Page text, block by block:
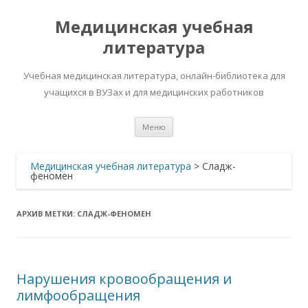
Медицинская учебная
литература
Учебная медицинская литература, онлайн-библиотека для
учащихся в ВУЗах и для медицинских работников
Меню
Медицинская учебная литература > Сладж-
феномен
АРХИВ МЕТКИ: СЛАДЖ-ФЕНОМЕН
Нарушения кровообращения и
лимфообращения